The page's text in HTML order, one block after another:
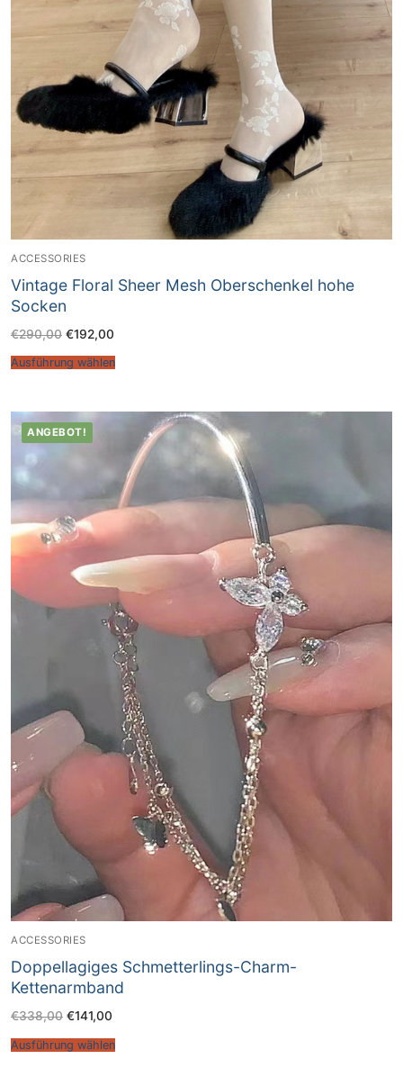
ACCESSORIES
Vintage Floral Sheer Mesh Oberschenkel hohe
Socken
€290,00 €192,00
Ausführung wählen
ANGEBOT!
ACCESSORIES
Doppellagiges Schmetterlings-Charm-
Kettenarmband
€338,00 €141,00
Ausführung wählen